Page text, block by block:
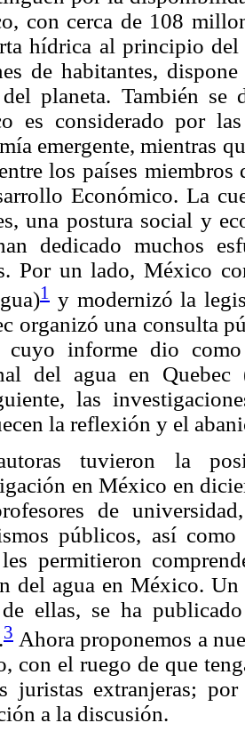
con cerca de 108
hídrica al principio
de habitantes,
planeta. También se
es considerado por
emergente, mientras
los países
Económico. La
una postura social y
dedicado muchos
Por un lado, México
1 y modernizó la
organizó una consulta
cuyo informe dio
del agua en Quebec
las
la reflexión y el
tuvieron la
en México en
de
públicos, así
permitieron
del agua en México.
ellas, se ha
3 Ahora proponemos a
con el ruego de que
juristas extranjeras;
a la discusión.